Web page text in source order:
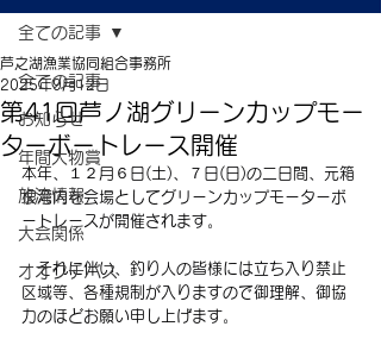
全ての記事
お知らせ
年間大物賞
放流情報
大会関係
オオクチバス
全ての記事
第41回芦ノ湖グリーンカップモー
ターボートレース開催
芦之湖漁業協同組合事務所
2025年9月12日
本年、１２月６日(土)、７日(日)の二日間、元箱
根湾内を会場としてグリーンカップモーターボ
ートレースが開催されます。
それに伴い、釣り人の皆様には立ち入り禁止
区域等、各種規制が入りますので御理解、御協
力のほどお願い申し上げます。